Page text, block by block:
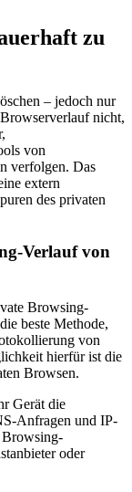
zu
– jedoch nur
nicht,
von
verfolgen. Das
extern
des privaten
Verlauf von
Browsing-
beste Methode,
von
hierfür ist die
Browsen.
Gerät die
Anfragen und IP-
Browsing-
oder